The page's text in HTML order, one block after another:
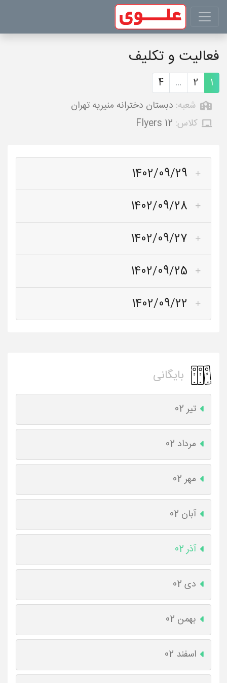
فعالیت و تکلیف
1
2
...
4
شعبه: دبستان دخترانه منیریه تهران
کلاس: Flyers 12
1402/09/29
1402/09/28
1402/09/27
1402/09/25
1402/09/22
بایگانی
تیر 02
مرداد 02
مهر 02
آبان 02
آذر 02
دی 02
بهمن 02
اسفند 02